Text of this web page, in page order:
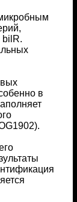
bilR.
в